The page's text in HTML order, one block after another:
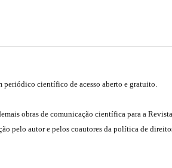
periódico científico de acesso aberto e gratuito.
obras de comunicação científica para a
pelo autor e pelos coautores da política de